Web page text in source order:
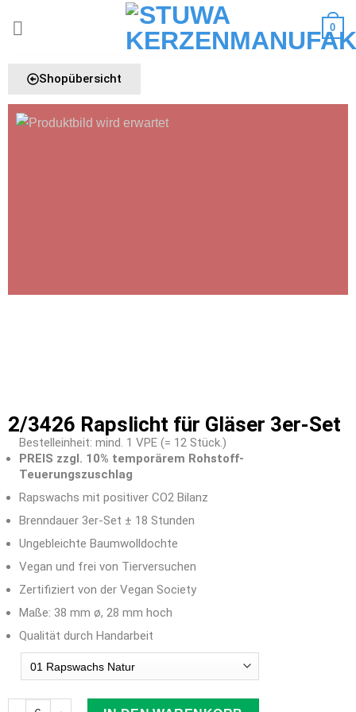
0
Shopübersicht
2/3426 Rapslicht für Gläser 3er-Set
Bestelleinheit: mind. 1 VPE (= 12 Stück.)
PREIS zzgl. 10% temporärem Rohstoff-
Teuerungszuschlag
Rapswachs mit positiver CO2 Bilanz
Brenndauer 3er-Set ± 18 Stunden
Ungebleichte Baumwolldochte
Vegan und frei von Tierversuchen
Zertifiziert von der Vegan Society
Maße: 38 mm ø, 28 mm hoch
Qualität durch Handarbeit